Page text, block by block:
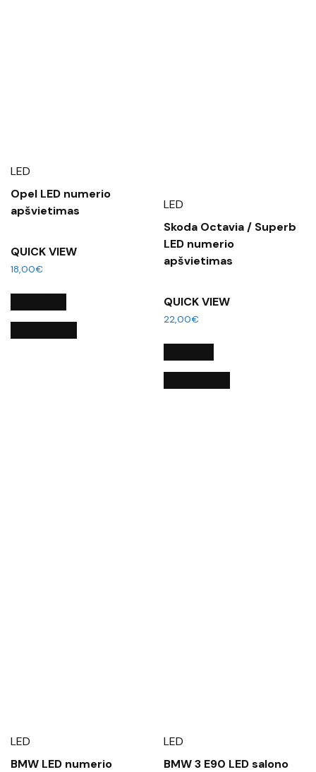
LED
Opel LED numerio
apšvietimas
QUICK VIEW
18,00€
LED
Skoda Octavia / Superb
LED numerio
apšvietimas
QUICK VIEW
22,00€
LED
BMW LED numerio
LED
BMW 3 E90 LED salono